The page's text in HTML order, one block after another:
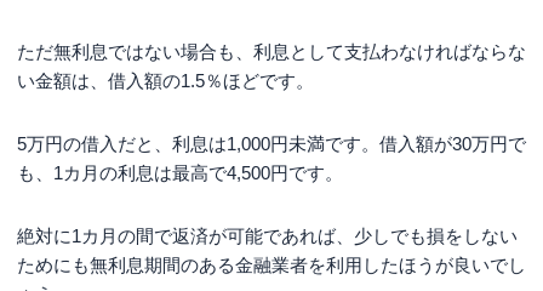
ただ無利息ではない場合も、利息として支払わなければならな
い金額は、借入額の1.5％ほどです。
5万円の借入だと、利息は1,000円未満です。借入額が30万円で
も、1カ月の利息は最高で4,500円です。
絶対に1カ月の間で返済が可能であれば、少しでも損をしない
ためにも無利息期間のある金融業者を利用したほうが良いでし